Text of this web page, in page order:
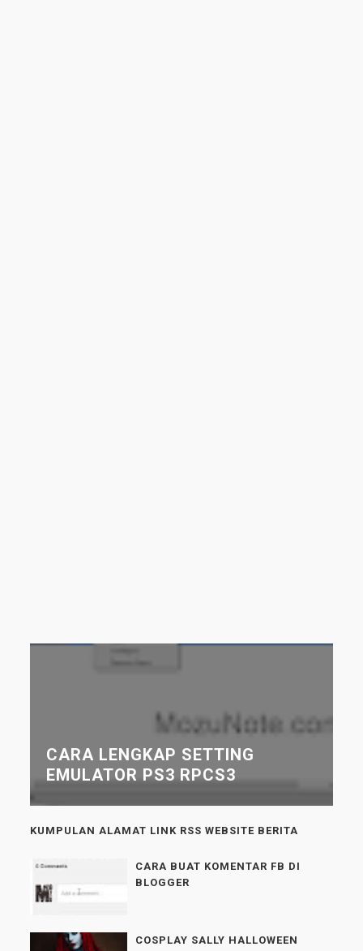
CARA LENGKAP SETTING
EMULATOR PS3 RPCS3
KUMPULAN ALAMAT LINK RSS WEBSITE BERITA
CARA BUAT KOMENTAR FB DI
BLOGGER
COSPLAY SALLY HALLOWEEN